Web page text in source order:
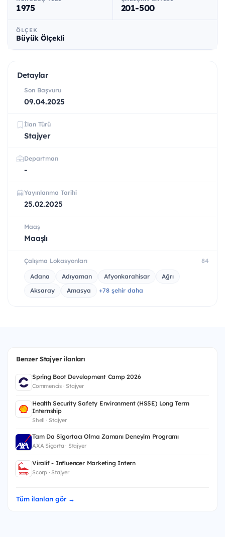
1975 201-500
ÖLÇEK
Büyük Ölçekli
Detaylar
Son Başvuru
09.04.2025
İlan Türü
Stajyer
Departman
-
Yayınlanma Tarihi
25.02.2025
Maaş
Maaşlı
Çalışma Lokasyonları 84
Adana Adıyaman Afyonkarahisar
Ağrı
Aksaray
Amasya +78 şehir daha
Benzer Stajyer ilanları
Spring Boot Development Camp 2026
Commencis · Stajyer
Health Security Safety Environment (HSSE) Long Term
Internship
Shell · Stajyer
Tam Da Sigortacı Olma Zamanı Deneyim Programı
AXA Sigorta · Stajyer
Viralif - Influencer Marketing Intern
Scorp · Stajyer
Tüm ilanları gör →